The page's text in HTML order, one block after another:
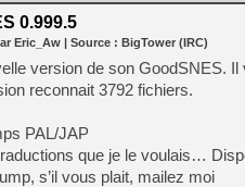
0.999.5
Eric_Aw | Source : BigTower (IRC)
version de son GoodSNES.
reconnait 3792 fichiers.
PAL/JAP
que je le voulais…
s’il vous plait, mailez moi